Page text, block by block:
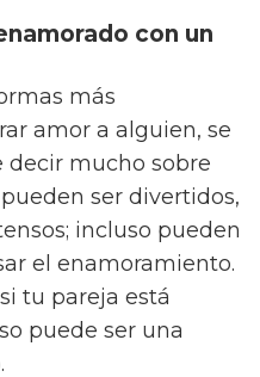
con un
más
amor a alguien, se
decir mucho sobre
pueden ser divertidos,
incluso pueden
el enamoramiento.
tu pareja está
puede ser una